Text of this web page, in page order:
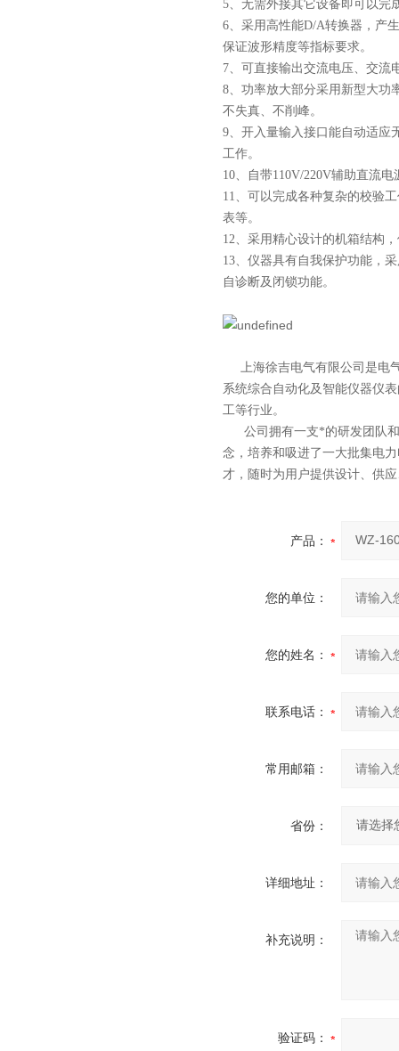
5、无需外接其它设备即可以完
6、采用高性能D/A转换器，产
保证波形精度等指标要求。
7、可直接输出交流电压、交流
8、功率放大部分采用新型大功
不失真、不削峰。
9、开入量输入接口能自动适应
工作。
10、自带110V/220V辅助直流
11、可以完成各种复杂的校验
表等。
12、采用精心设计的机箱结构
13、仪器具有自我保护功能，
自诊断及闭锁功能。
上海徐吉电气有限公司 是电
系统综合自动化及智能仪器仪表
工等行业。
公司拥有一支*的研发团队和
念，培养和吸进了一大批集电
才，随时为用户提供设计、供
产品：
您的单位：
您的姓名：
联系电话：
常用邮箱：
省份：
详细地址：
补充说明：
验证码：